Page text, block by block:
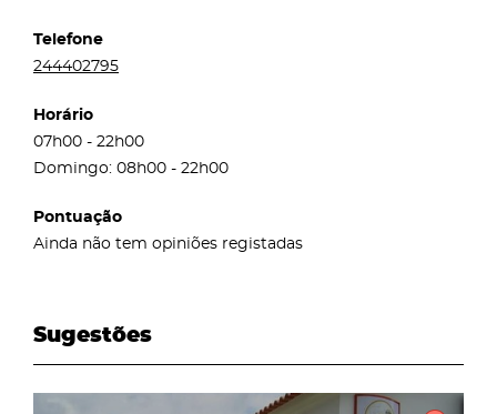
Telefone
244402795
Horário
07h00 - 22h00
Domingo: 08h00 - 22h00
Pontuação
Ainda não tem opiniões registadas
Sugestões